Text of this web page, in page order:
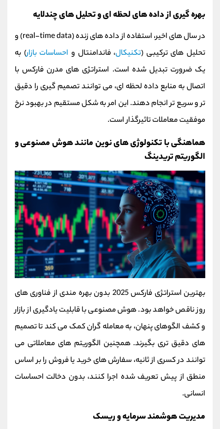
بهره‌ گیری از داده‌ های لحظه‌ ای و تحلیل‌ های چندلایه
در سال‌ های اخیر، استفاده از داده‌ های زنده (real-time data) و
تحلیل‌ های ترکیبی (تکنیکال، فاندامنتال و احساسات بازار) به
یک ضرورت تبدیل شده است. استراتژی‌ های مدرن فارکس با
اتصال به منابع داده لحظه‌ ای، می‌ توانند تصمیم‌ گیری را دقیق‌
تر و سریع‌ تر انجام دهند. این امر به‌ شکل مستقیم در بهبود نرخ
موفقیت معاملات تاثیرگذار است.
هماهنگی با تکنولوژی‌ های نوین مانند هوش مصنوعی و
الگوریتم تریدینگ
بهترین استراتژی فارکس 2025 بدون بهره‌ مندی از فناوری‌ های
روز ناقص خواهد بود. هوش مصنوعی با قابلیت یادگیری از بازار
و کشف الگوهای پنهان، به معامله‌ گران کمک می‌ کند تا تصمیم‌
های دقیق‌ تری بگیرند. همچنین الگوریتم‌ های معاملاتی می‌
توانند در کسری از ثانیه، سفارش‌ های خرید یا فروش را بر اساس
منطق از پیش‌ تعریف‌ شده اجرا کنند، بدون دخالت احساسات
انسانی.
مدیریت هوشمند سرمایه و ریسک